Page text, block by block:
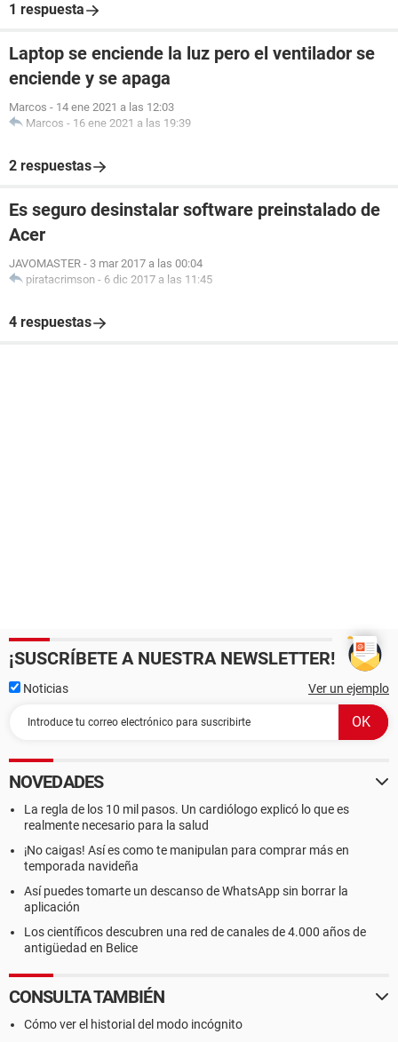
1 respuesta
Laptop se enciende la luz pero el ventilador se
enciende y se apaga
Marcos - 14 ene 2021 a las 12:03
Marcos - 16 ene 2021 a las 19:39
2 respuestas
Es seguro desinstalar software preinstalado de
Acer
JAVOMASTER - 3 mar 2017 a las 00:04
piratacrimson - 6 dic 2017 a las 11:45
4 respuestas
¡SUSCRÍBETE A NUESTRA NEWSLETTER!
Noticias Ver un ejemplo
NOVEDADES
La regla de los 10 mil pasos. Un cardiólogo explicó lo que es
realmente necesario para la salud
¡No caigas! Así es como te manipulan para comprar más en
temporada navideña
Así puedes tomarte un descanso de WhatsApp sin borrar la
aplicación
Los científicos descubren una red de canales de 4.000 años de
antigüedad en Belice
CONSULTA TAMBIÉN
Cómo ver el historial del modo incógnito